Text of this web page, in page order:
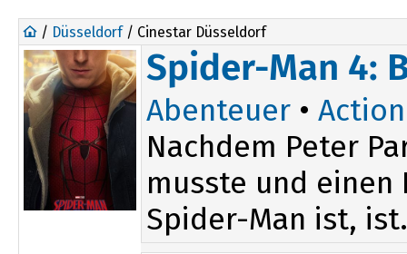
/ Düsseldorf/ Cinestar Düsseldorf
Spider-Man 4:
Abenteuer • Action
Nachdem Peter
musste und
Spider-Man ist,